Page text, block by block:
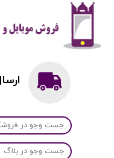
خروج از حساب کاربری